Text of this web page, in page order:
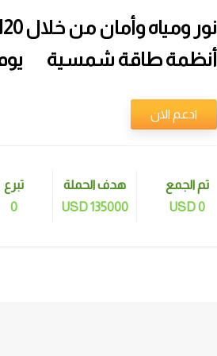
نور ومياه وأمان من خلال
أنظمة طاقة شمسية
ادعم الان
تم الجمع
0 USD
هدف الحملة
135000 USD
تبرع
0